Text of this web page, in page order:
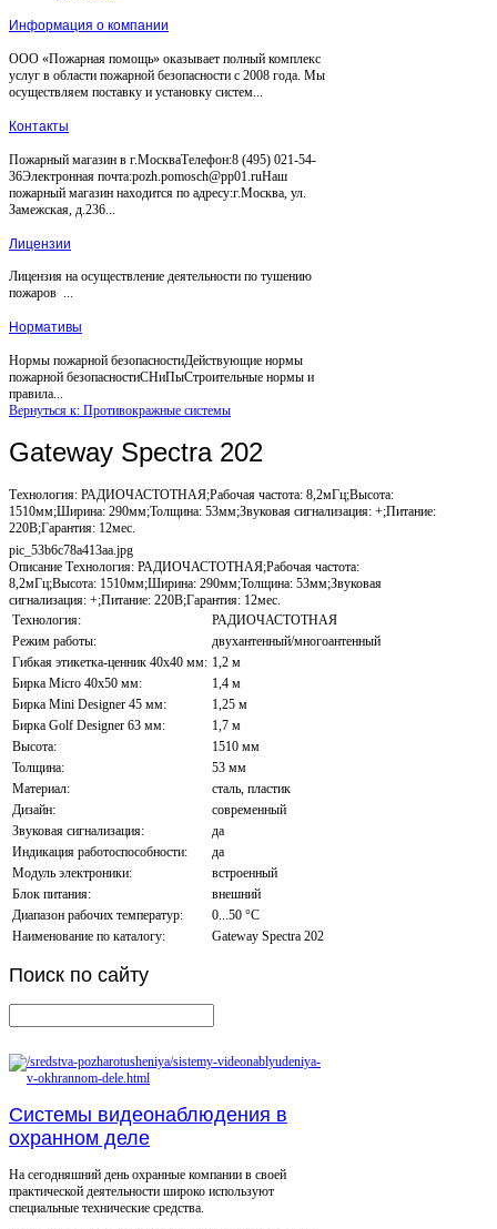
Информация о компании
ООО «Пожарная помощь» оказывает полный комплекс
услуг в области пожарной безопасности с 2008 года. Мы
осуществляем поставку и установку систем...
Контакты
Пожарный магазин в г.МоскваТелефон:8 (495) 021-54-
36Электронная почта:pozh.pomosch@pp01.ruНаш
пожарный магазин находится по адресу:г.Москва, ул.
Замежская, д.236...
Лицензии
Лицензия на осуществление деятельности по тушению
пожаров ...
Нормативы
Нормы пожарной безопасностиДействующие нормы
пожарной безопасностиСНиПыСтроительные нормы и
правила...
Вернуться к: Противокражные системы
Gateway Spectra 202
Технология: РАДИОЧАСТОТНАЯ;Рабочая частота: 8,2мГц;Высота:
1510мм;Ширина: 290мм;Толщина: 53мм;Звуковая сигнализация: +;Питание:
220В;Гарантия: 12мес.
pic_53b6c78a413aa.jpg
Описание Технология: РАДИОЧАСТОТНАЯ;Рабочая частота:
8,2мГц;Высота: 1510мм;Ширина: 290мм;Толщина: 53мм;Звуковая
сигнализация: +;Питание: 220В;Гарантия: 12мес.
Технология:
РАДИОЧАСТОТНАЯ
Режим работы:
двухантенный/многоантенный
Гибкая этикетка-ценник 40х40 мм: 1,2 м
Бирка Micro 40x50 мм:
1,4 м
Бирка Mini Designer 45 мм:
1,25 м
Бирка Golf Designer 63 мм:
1,7 м
Высота:
1510 мм
Толщина:
53 мм
Материал:
сталь, пластик
Дизайн:
современный
Звуковая сигнализация:
да
Индикация работоспособности:
да
Модуль электроники:
встроенный
Блок питания:
внешний
Диапазон рабочих температур:
0...50 °С
Наименование по каталогу:
Gateway Spectra 202
Поиск по сайту
Системы видеонаблюдения в
охранном деле
На сегодняшний день охранные компании в своей
практической деятельности широко используют
специальные технические средства.